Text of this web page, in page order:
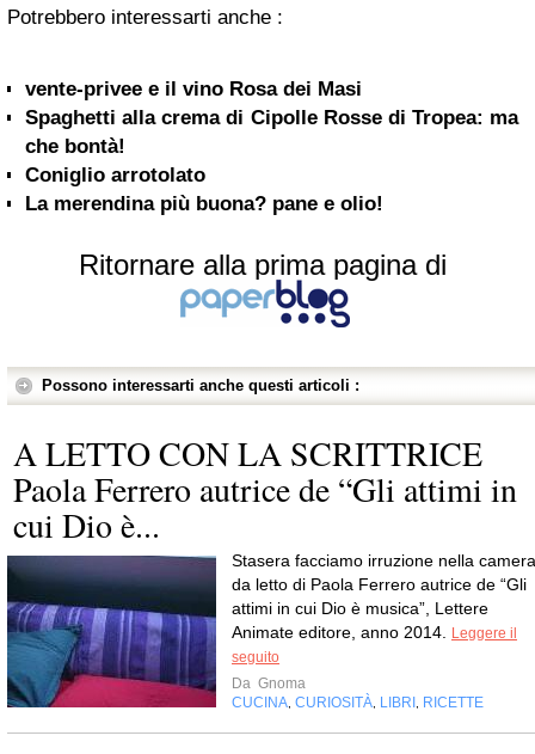
Potrebbero interessarti anche :
vente-privee e il vino Rosa dei Masi
Spaghetti alla crema di Cipolle Rosse di Tropea: ma
che bontà!
Coniglio arrotolato
La merendina più buona? pane e olio!
Ritornare alla prima pagina di
Possono interessarti anche questi articoli :
A LETTO CON LA SCRITTRICE
Paola Ferrero autrice de “Gli attimi in
cui Dio è...
Stasera facciamo irruzione nella camera
da letto di Paola Ferrero autrice de “Gli
attimi in cui Dio è musica”, Lettere
Animate editore, anno 2014. Leggere il
seguito
Da Gnoma
CUCINA, CURIOSITÀ, LIBRI , RICETTE